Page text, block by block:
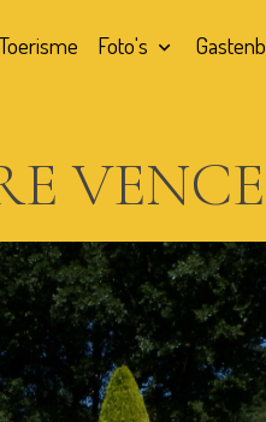
Toerisme Foto's
VENCE